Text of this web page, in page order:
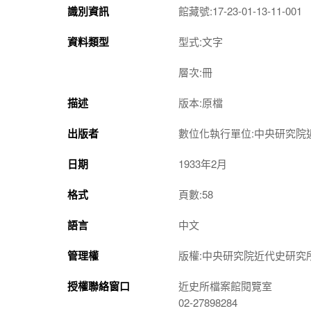
識別資訊 館藏號:17-23-01-13-11-001
資料類型 型式:文字
層次:冊
描述 版本:原檔
出版者 數位化執行單位:中央研究院
日期 1933年2月
格式 頁數:58
語言 中文
管理權 版權:中央研究院近代史研究
授權聯絡窗口
近史所檔案館閱覽室
02-27898284